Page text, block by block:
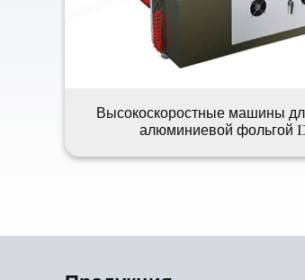
Высокоскоростные машины
алюминиевой фольгой